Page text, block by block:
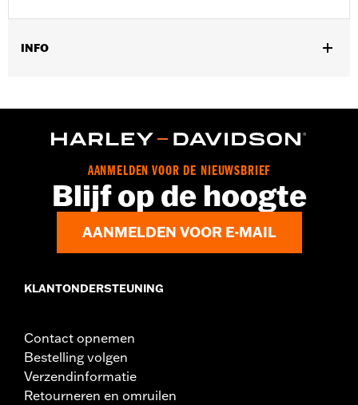
INFO
Installatie-instructies
Nokkenplaat, oliepomp, gerotors en installatie-
instructies
AANMELDEN VOOR DE NIEUWSBRIEF
Blijf op de hoogte
AANMELDEN VOOR E-MAIL
KLANTONDERSTEUNING
Contact opnemen
Bestelling volgen
Verzendinformatie
Retourneren en omruilen